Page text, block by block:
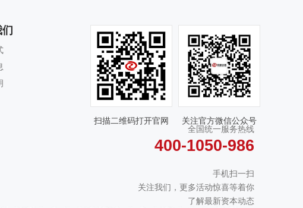
扫描二维码打开官网
关注官方微信公众号
全国统一服务热线
400-1050-986
手机扫一扫
关注我们，更多活动惊喜等着你
了解最新资本动态